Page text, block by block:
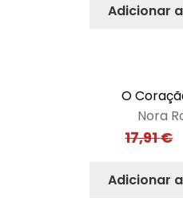
Adicionar
O
Nora
17,91€
Adicionar